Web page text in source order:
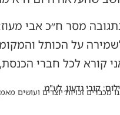
מסר ח״כ אבי
על הכותל
קורא לכל חברי
קובי גדעון, לע"מ
מכבדים זכויות יוצרים ועושים